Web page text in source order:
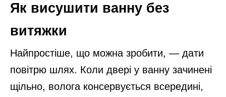
Як висушити ванну без
витяжки
Найпростіше, що можна зробити, — дати
повітрю шлях. Коли двері у ванну зачинені
щільно, волога консервується всередині,